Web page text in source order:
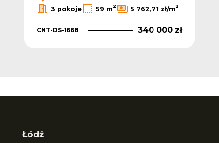
3 pokoje
59 m2 5 762,71 zł/m2
CNT-DS-1668 340 000 zł
Łódź